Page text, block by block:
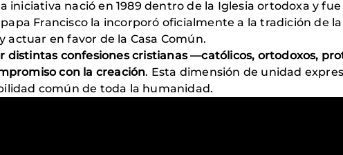
nació en 1989 dentro de la Iglesia ortodoxa y
Francisco la incorporó oficialmente a la tradición de
en favor de la Casa Común.
distintas confesiones cristianas —católicos, ortodoxos,
con la creación. Esta dimensión de unidad
común de toda la humanidad.